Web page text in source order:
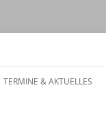
TERMINE & AKTUELLES